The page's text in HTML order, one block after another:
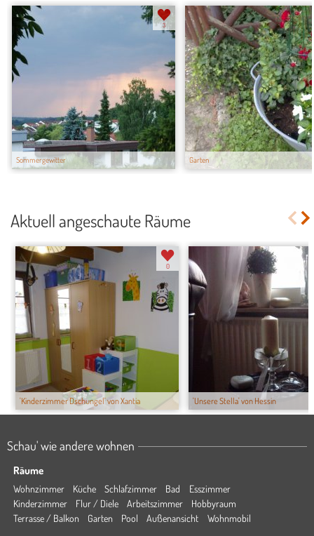
Sommergewitter
3
Garten
Aktuell angeschaute Räume
'Kinderzimmer Dschungel' von Xantia
0
'Unsere Stella' von Hessin
Schau' wie andere wohnen
Räume
Wohnzimmer Küche Schlafzimmer Bad
Esszimmer
Kinderzimmer
Flur / Diele Arbeitszimmer
Hobbyraum
Terrasse / Balkon
Garten Pool Außenansicht Wohnmobil